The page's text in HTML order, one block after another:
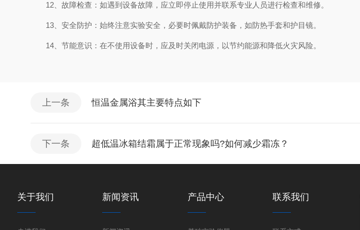
12、故障检查：如遇到设备故障，应立即停止使用并联系专业人员进行检查和维修。
13、安全防护：始终注意实验安全，必要时佩戴防护装备，如防热手套和护目镜。
14、节能意识：在不使用设备时，应及时关闭电源，以节约能源和降低火灾风险。
上一条 恒温金属浴其主要特点如下
下一条 超低温冰箱结霜属于正常现象吗?如何减少霜冻？
关于我们 新闻资讯 产品中心 联系我们